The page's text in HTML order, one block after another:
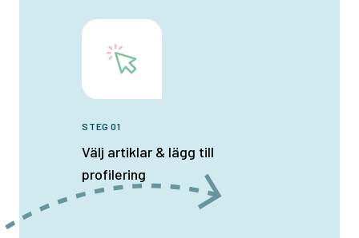
STEG 01
Välj artiklar & lägg till
profilering